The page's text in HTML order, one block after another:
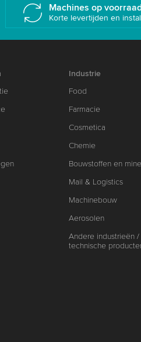
Machines op
Korte levertijden en
Industrie
Food
Farmacie
Cosmetica
Chemie
Bouwstoffen en
Mail & Logistics
Machinebouw
Aerosolen
Andere industrieën /
technische